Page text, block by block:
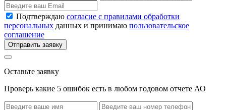
Подтверждаю согласие с правилами обработки
персональных данных и принимаю пользовательское
соглашение
Отправить заявку
Оставьте заявку
Проверь какие 5 ошибок есть в любом годовом отчете АО